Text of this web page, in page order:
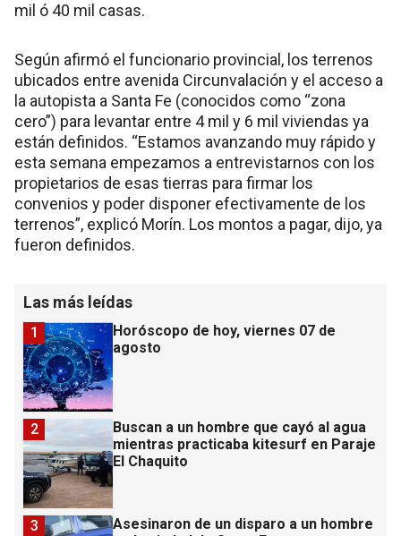
mil ó 40 mil casas.
Según afirmó el funcionario provincial, los terrenos
ubicados entre avenida Circunvalación y el acceso a
la autopista a Santa Fe (conocidos como “zona
cero”) para levantar entre 4 mil y 6 mil viviendas ya
están definidos. “Estamos avanzando muy rápido y
esta semana empezamos a entrevistarnos con los
propietarios de esas tierras para firmar los
convenios y poder disponer efectivamente de los
terrenos”, explicó Morín. Los montos a pagar, dijo, ya
fueron definidos.
Las más leídas
Horóscopo de hoy, viernes 07 de
agosto
1
Buscan a un hombre que cayó al agua
mientras practicaba kitesurf en Paraje
El Chaquito
2
Asesinaron de un disparo a un hombre
3